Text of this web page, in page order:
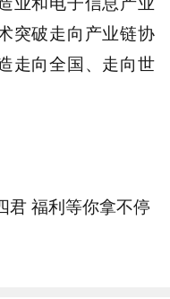
突破走向产业链协
走向全国、走向世
扫描二维码撩新四君 福利等你拿不停